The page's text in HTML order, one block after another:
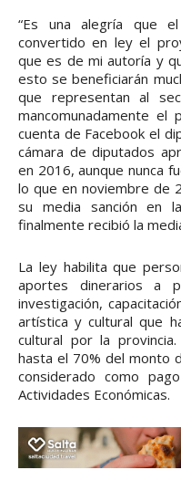
“Es una alegría que
convertido en ley el
que es de mi autoría y
esto se beneficiarán
que representan al
mancomunadamente el
cuenta de Facebook el
cámara de diputados
en 2016, aunque nunca
lo que en noviembre de
su media sanción en
finalmente recibió la
La ley habilita que
aportes dinerarios a
investigación,
artística y cultural que
cultural por la
hasta el 70% del monto
considerado como
Actividades Económicas.